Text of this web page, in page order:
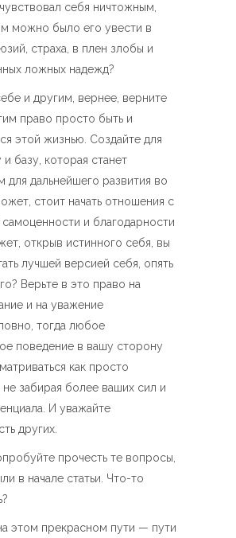
себя ничтожным,
можно было его увести в
страха, в плен злобы и
ложных надежд?
и другим, вернее, верните
право просто быть и
этой жизнью. Создайте для
базу, которая станет
для дальнейшего развития во
стоит начать отношения с
и благодарности
открыв истинного себя, вы
лучшей версией себя, опять
Верьте в это право на
и на уважение
тогда любое
поведение в вашу сторону
как просто
забирая более ваших сил и
И уважайте
других.
прочесть те вопросы,
в начале статьи. Что-то
этом прекрасном пути — пути